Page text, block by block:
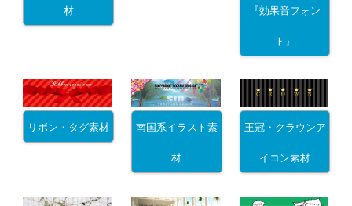
材 『効果音フォン
ト』
リボン・タグ素材 南国系イラスト素
材
王冠・クラウンア
イコン素材